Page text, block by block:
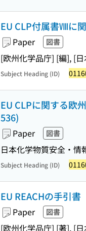
EU CLP付属書Ⅷに
Paper 図書
[欧州化学品庁] [編], [
Subject Heading (ID)
EU CLPに関する欧
536)
Paper 図書
日本化学物質安全・情
Subject Heading (ID)
EU REACHの手引
Paper 図書
[欧州化学品庁] [著], [